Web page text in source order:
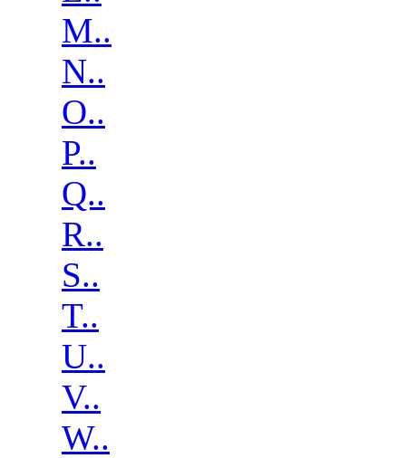
M..
N..
O..
P..
Q..
R..
S..
T..
U..
V..
W..